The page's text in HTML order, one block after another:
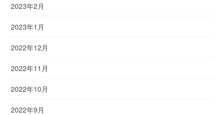
2023年2月
2023年1月
2022年12月
2022年11月
2022年10月
2022年9月